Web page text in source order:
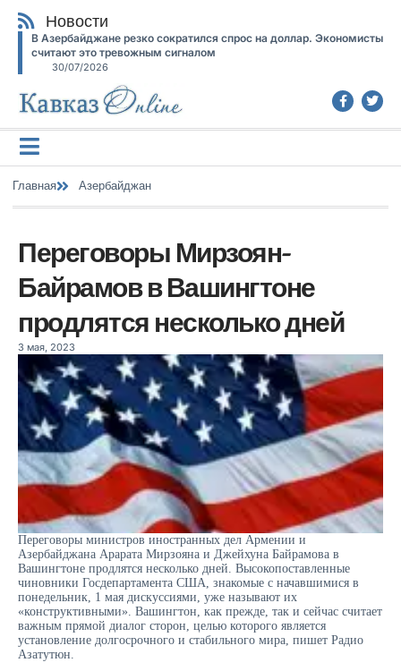
Новости
В Азербайджане резко сократился спрос на доллар. Экономисты
считают это тревожным сигналом
30/07/2026
Главная Азербайджан
Переговоры Мирзоян-
Байрамов в Вашингтоне
продлятся несколько дней
3 мая, 2023
Переговоры министров иностранных дел Армении и
Азербайджана Арарата Мирзояна и Джейхуна Байрамова в
Вашингтоне продлятся несколько дней. Высокопоставленные
чиновники Госдепартамента США, знакомые с начавшимися в
понедельник, 1 мая дискуссиями, уже называют их
«конструктивными». Вашингтон, как прежде, так и сейчас считает
важным прямой диалог сторон, целью которого является
установление долгосрочного и стабильного мира, пишет Радио
Азатутюн.